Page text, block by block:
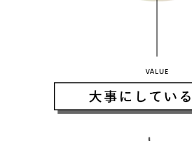
VALUE